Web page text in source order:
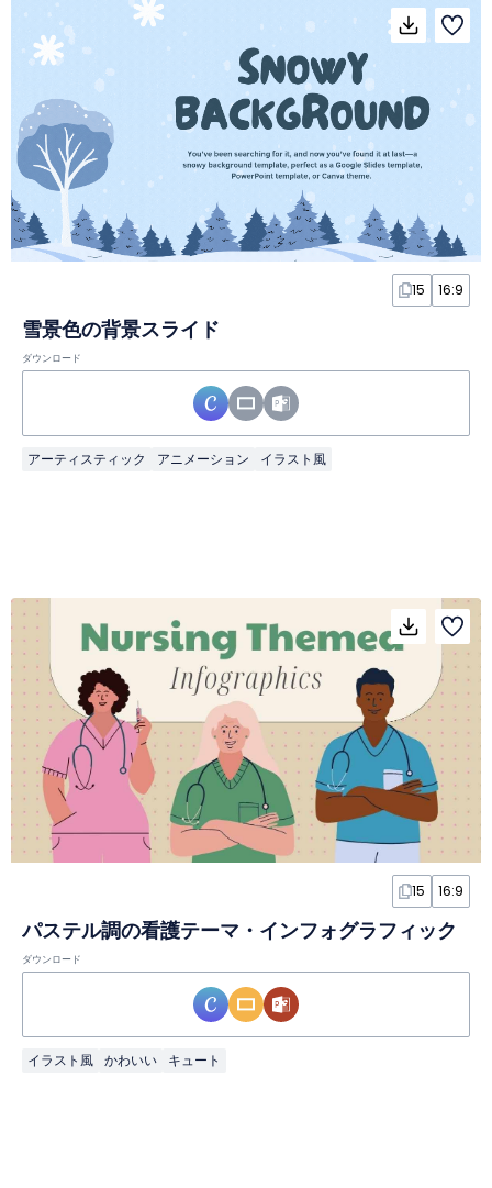
15 16:9
雪景色の背景スライド
ダウンロード
アーティスティック アニメーション イラスト風
15 16:9
パステル調の看護テーマ・インフォグラフィック
ダウンロード
イラスト風 かわいい キュート